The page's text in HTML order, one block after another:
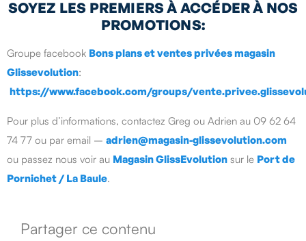
SOYEZ LES PREMIERS À ACCÉDER À NOS
PROMOTIONS:
Groupe facebook Bons plans et ventes privées magasin
Glissevolution:
https://www.facebook.com/groups/
Pour plus d’informations, contactez Greg ou Adrien au 09 62 64
74 77 ou par email – adrien@magasin-glissevolution.com
ou passez nous voir au Magasin GlissEvolution sur le Port de
Pornichet / La Baule.
Partager ce contenu